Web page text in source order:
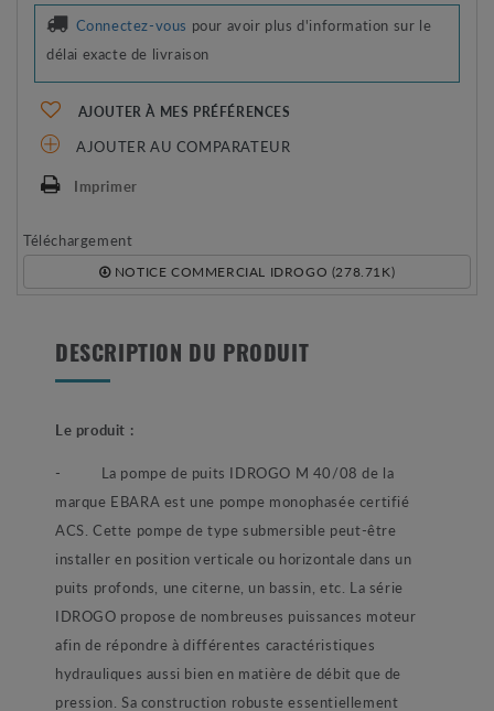
Connectez-vous pour avoir plus d'information sur le
délai exacte de livraison
AJOUTER À MES PRÉFÉRENCES
AJOUTER AU COMPARATEUR
Imprimer
Téléchargement
NOTICE COMMERCIAL IDROGO (278.71K)
DESCRIPTION DU PRODUIT
Le produit :
- La pompe de puits IDROGO M 40/08 de la
marque EBARA est une pompe monophasée certifié
ACS. Cette pompe de type submersible peut-être
installer en position verticale ou horizontale dans un
puits profonds, une citerne, un bassin, etc. La série
IDROGO propose de nombreuses puissances moteur
afin de répondre à différentes caractéristiques
hydrauliques aussi bien en matière de débit que de
pression. Sa construction robuste essentiellement